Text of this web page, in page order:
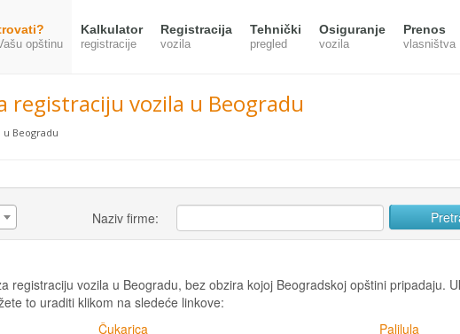
opštinu
Kalkulator
registracije
Registracija
vozila
Tehnički
pregled
Osiguranje
vozila
Prenos
vlasništva
registraciju vozila u Beogradu
Beogradu
Naziv firme:
registraciju vozila u Beogradu, bez obzira kojoj Beogradskoj opštini pripadaju.
to uraditi klikom na sledeće linkove:
Čukarica
Palilula